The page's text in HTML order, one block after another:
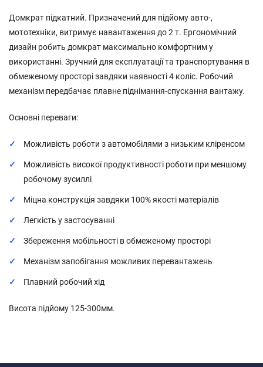
Домкрат підкатний. Призначений для підйому авто-,
мототехніки, витримує навантаження до 2 т. Ергономічний
дизайн робить домкрат максимально комфортним у
використанні. Зручний для експлуатації та транспортування в
обмеженому просторі завдяки наявності 4 коліс. Робочий
механізм передбачає плавне піднімання-спускання вантажу.
Основні переваги:
Можливість роботи з автомобілями з низьким кліренсом
Можливість високої продуктивності роботи при меншому
робочому зусиллі
Міцна конструкція завдяки 100% якості матеріалів
Легкість у застосуванні
Збереження мобільності в обмеженому просторі
Механізм запобігання можливих перевантажень
Плавний робочий хід
Висота підйому 125-300мм.